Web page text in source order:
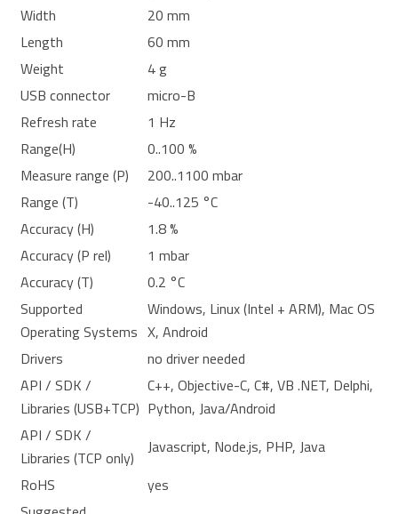
Width
20 mm
Length
60 mm
Weight
4 g
USB connector
micro-B
Refresh rate
1 Hz
Range(H)
0..100 %
Measure range (P)
200..1100 mbar
Range (T)
-40..125 °C
Accuracy (H)
1.8 %
Accuracy (P rel)
1 mbar
Accuracy (T)
0.2 °C
Supported
Operating Systems
Windows, Linux (Intel + ARM), Mac OS
X, Android
Drivers
no driver needed
API / SDK /
Libraries (USB+TCP)
C++, Objective-C, C#, VB .NET, Delphi,
Python, Java/Android
API / SDK /
Libraries (TCP only)
Javascript, Node.js, PHP, Java
RoHS
yes